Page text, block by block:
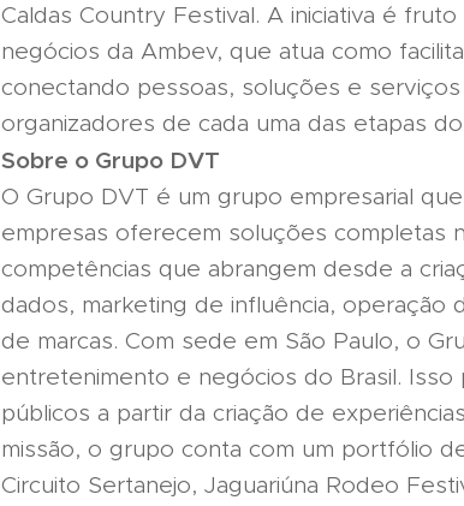
Caldas Country Festival. A iniciativa é
negócios da Ambev, que atua como
conectando pessoas, soluções e
organizadores de cada uma das etapas
Sobre o Grupo DVT
O Grupo DVT é um grupo empresarial
empresas oferecem soluções completas
competências que abrangem desde a
dados, marketing de influência, operação
de marcas. Com sede em São Paulo, o
entretenimento e negócios do Brasil.
públicos a partir da criação de
missão, o grupo conta com um portfólio
Circuito Sertanejo, Jaguariúna Rodeo